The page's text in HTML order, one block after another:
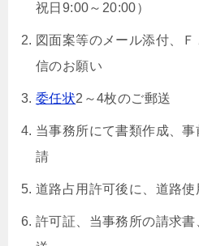
祝日9:00～20:00）
図面案等のメール添付、
信のお願い
委任状2～4枚のご郵送
当事務所にて書類作成、
請
道路占用許可後に、道路使
許可証、当事務所の請求